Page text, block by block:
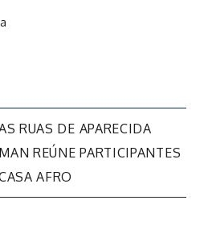
RUAS DE APARECIDA
REÚNE PARTICIPANTES
AFRO